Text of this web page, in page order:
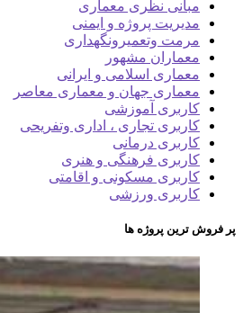
مبانی نظری معماری
مدیریت پروژه و ایمنی
مرمت وتعمیرونگهداری
معماران مشهور
معماری اسلامی و ایرانی
معماری جهان و معماری معاصر
کاربری آموزشی
کاربری تجاری ، اداری وتفریحی
کاربری درمانی
کاربری فرهنگی و هنری
کاربری مسکونی و اقامتی
کاربری ورزشی
پر فروش ترین پروژه ها